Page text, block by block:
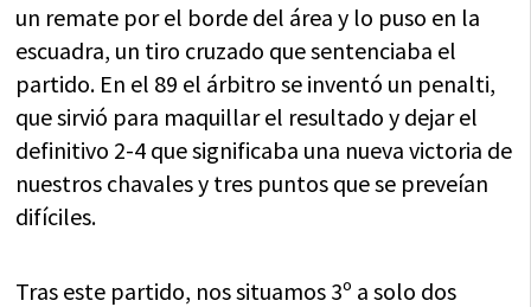
un remate por el borde del área y lo puso en la
escuadra, un tiro cruzado que sentenciaba el
partido. En el 89 el árbitro se inventó un penalti,
que sirvió para maquillar el resultado y dejar el
definitivo 2-4 que significaba una nueva victoria de
nuestros chavales y tres puntos que se preveían
difíciles.
Tras este partido, nos situamos 3º a solo dos